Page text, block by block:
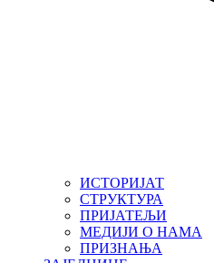
ИСТОРИЈАТ
СТРУКТУРА
ПРИЈАТЕЉИ
МЕДИЈИ О НАМА
ПРИЗНАЊА